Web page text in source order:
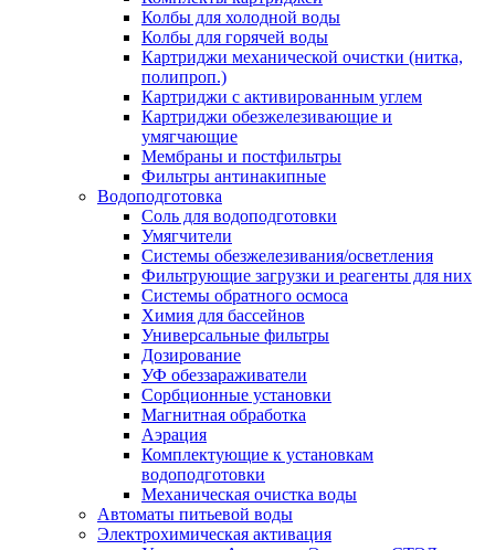
Колбы для холодной воды
Колбы для горячей воды
Картриджи механической очистки (нитка,
полипроп.)
Картриджи с активированным углем
Картриджи обезжелезивающие и
умягчающие
Мембраны и постфильтры
Фильтры антинакипные
Водоподготовка
Соль для водоподготовки
Умягчители
Системы обезжелезивания/осветления
Фильтрующие загрузки и реагенты для них
Системы обратного осмоса
Химия для бассейнов
Универсальные фильтры
Дозирование
УФ обеззараживатели
Сорбционные установки
Магнитная обработка
Аэрация
Комплектующие к установкам
водоподготовки
Механическая очистка воды
Автоматы питьевой воды
Электрохимическая активация